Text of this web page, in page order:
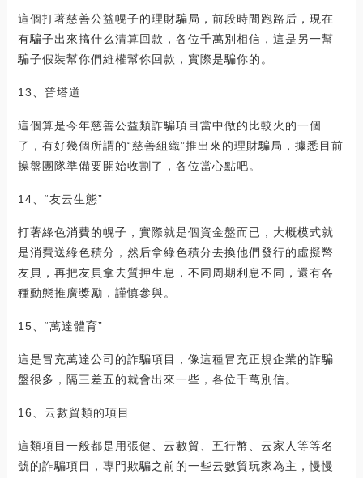
這個打著慈善公益幌子的理財騙局，前段時間跑路后，現在
有騙子出來搞什么清算回款，各位千萬別相信，這是另一幫
騙子假裝幫你們維權幫你回款，實際是騙你的。
13、普塔道
這個算是今年慈善公益類詐騙項目當中做的比較火的一個
了，有好幾個所謂的“慈善組織”推出來的理財騙局，據悉目前
操盤團隊準備要開始收割了，各位當心點吧。
14、“友云生態”
打著綠色消費的幌子，實際就是個資金盤而已，大概模式就
是消費送綠色積分，然后拿綠色積分去換他們發行的虛擬幣
友貝，再把友貝拿去質押生息，不同周期利息不同，還有各
種動態推廣獎勵，謹慎參與。
15、“萬達體育”
這是冒充萬達公司的詐騙項目，像這種冒充正規企業的詐騙
盤很多，隔三差五的就會出來一些，各位千萬別信。
16、云數貿類的項目
這類項目一般都是用張健、云數貿、五行幣、云家人等等名
號的詐騙項目，專門欺騙之前的一些云數貿玩家為主，慢慢